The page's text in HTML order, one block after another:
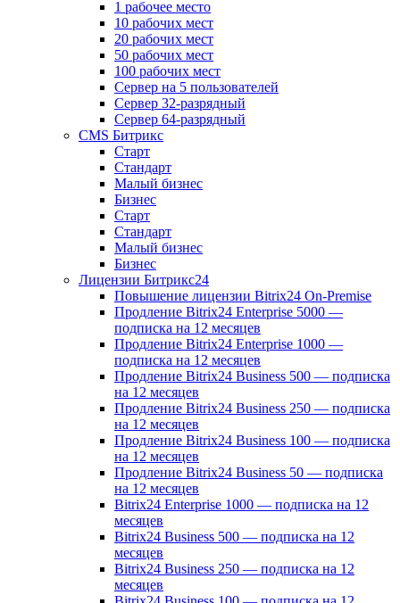
1 рабочее место
10 рабочих мест
20 рабочих мест
50 рабочих мест
100 рабочих мест
Сервер на 5 пользователей
Сервер 32-разрядный
Сервер 64-разрядный
CMS Битрикс
Старт
Стандарт
Малый бизнес
Бизнес
Старт
Стандарт
Малый бизнес
Бизнес
Лицензии Битрикс24
Повышение лицензии Bitrix24 On-Premise
Продление Bitrix24 Enterprise 5000 —
подписка на 12 месяцев
Продление Bitrix24 Enterprise 1000 —
подписка на 12 месяцев
Продление Bitrix24 Business 500 — подписка
на 12 месяцев
Продление Bitrix24 Business 250 — подписка
на 12 месяцев
Продление Bitrix24 Business 100 — подписка
на 12 месяцев
Продление Bitrix24 Business 50 — подписка
на 12 месяцев
Bitrix24 Enterprise 1000 — подписка на 12
месяцев
Bitrix24 Business 500 — подписка на 12
месяцев
Bitrix24 Business 250 — подписка на 12
месяцев